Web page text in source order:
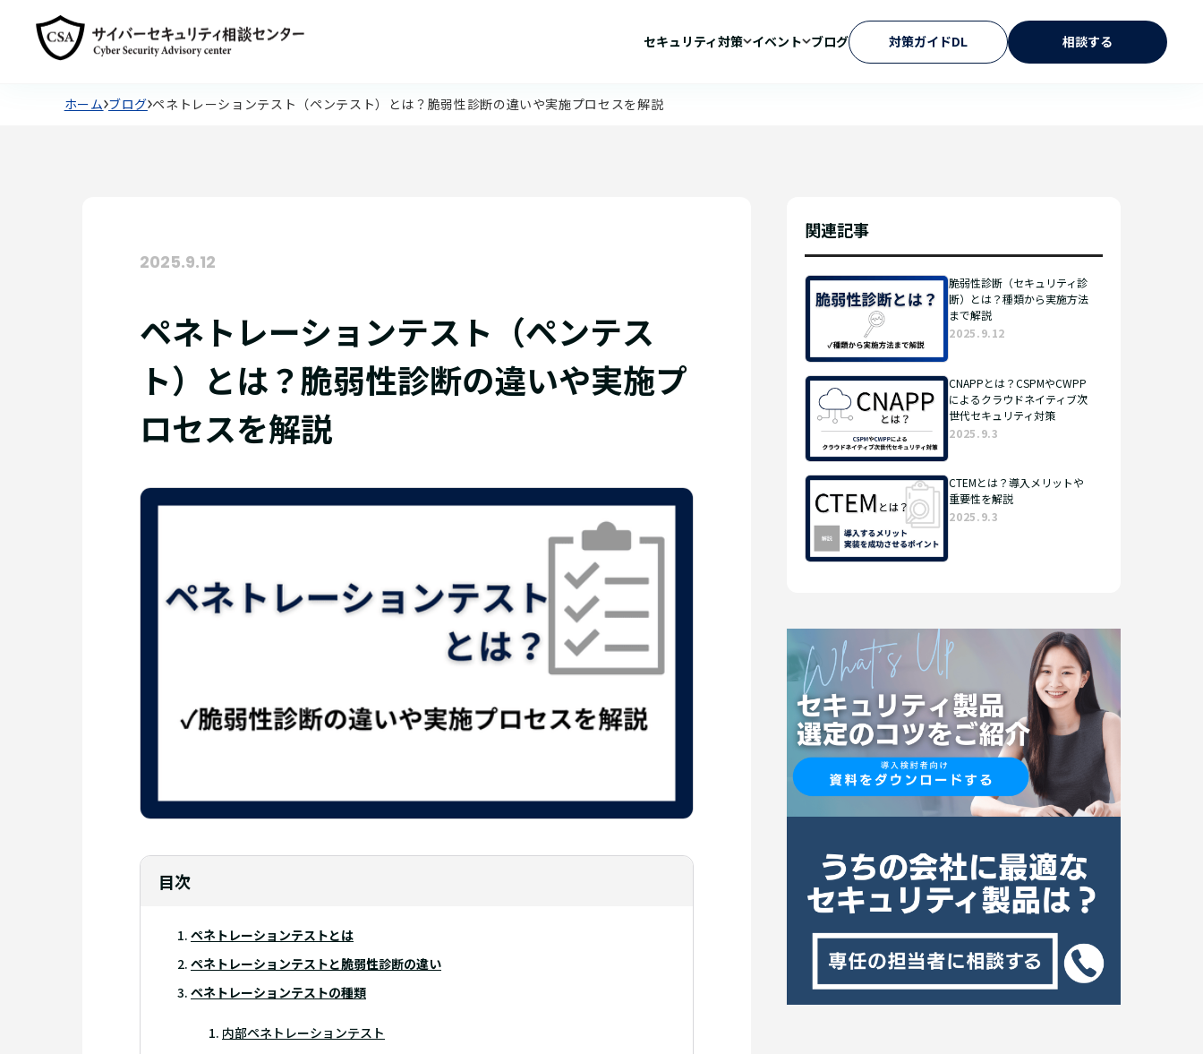
セキュリティ対策 イベント ブログ 対策ガイドDL 相談する
ホーム ブログ ペネトレーションテスト（ペンテスト）とは？脆弱性診断の違いや実施プロセスを解説
2025.9.12
ペネトレーションテスト（ペンテス
ト）とは？脆弱性診断の違いや実施プ
ロセスを解説
目次
ペネトレーションテストとは
ペネトレーションテストと脆弱性診断の違い
ペネトレーションテストの種類
内部ペネトレーションテスト
関連記事
脆弱性診断（セキュリティ診
断）とは？種類から実施方法
まで解説
2025.9.12
CNAPPとは？CSPMやCWPP
によるクラウドネイティブ次
世代セキュリティ対策
2025.9.3
CTEMとは？導入メリットや
重要性を解説
2025.9.3